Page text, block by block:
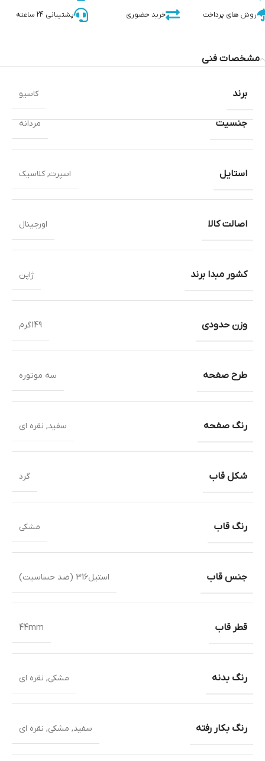
روش های پرداخت خرید حضوری پشتیبانی 24 ساعته
مشخصات فنی
جنسیت مردانه
استایل اسپرت,کلاسیک
اصالت کالا اورجینال
کشور مبدا برند ژاپن
وزن حدودی 149گرم
طرح صفحه سه موتوره
رنگ صفحه سفید, نقره ای
شکل قاب گرد
رنگ قاب مشکی
جنس قاب استیل316 (ضد حساسیت)
قطر قاب 44mm
رنگ بدنه مشکی, نقره ای
رنگ بکار رفته سفید, مشکی, نقره ای
برند کاسیو